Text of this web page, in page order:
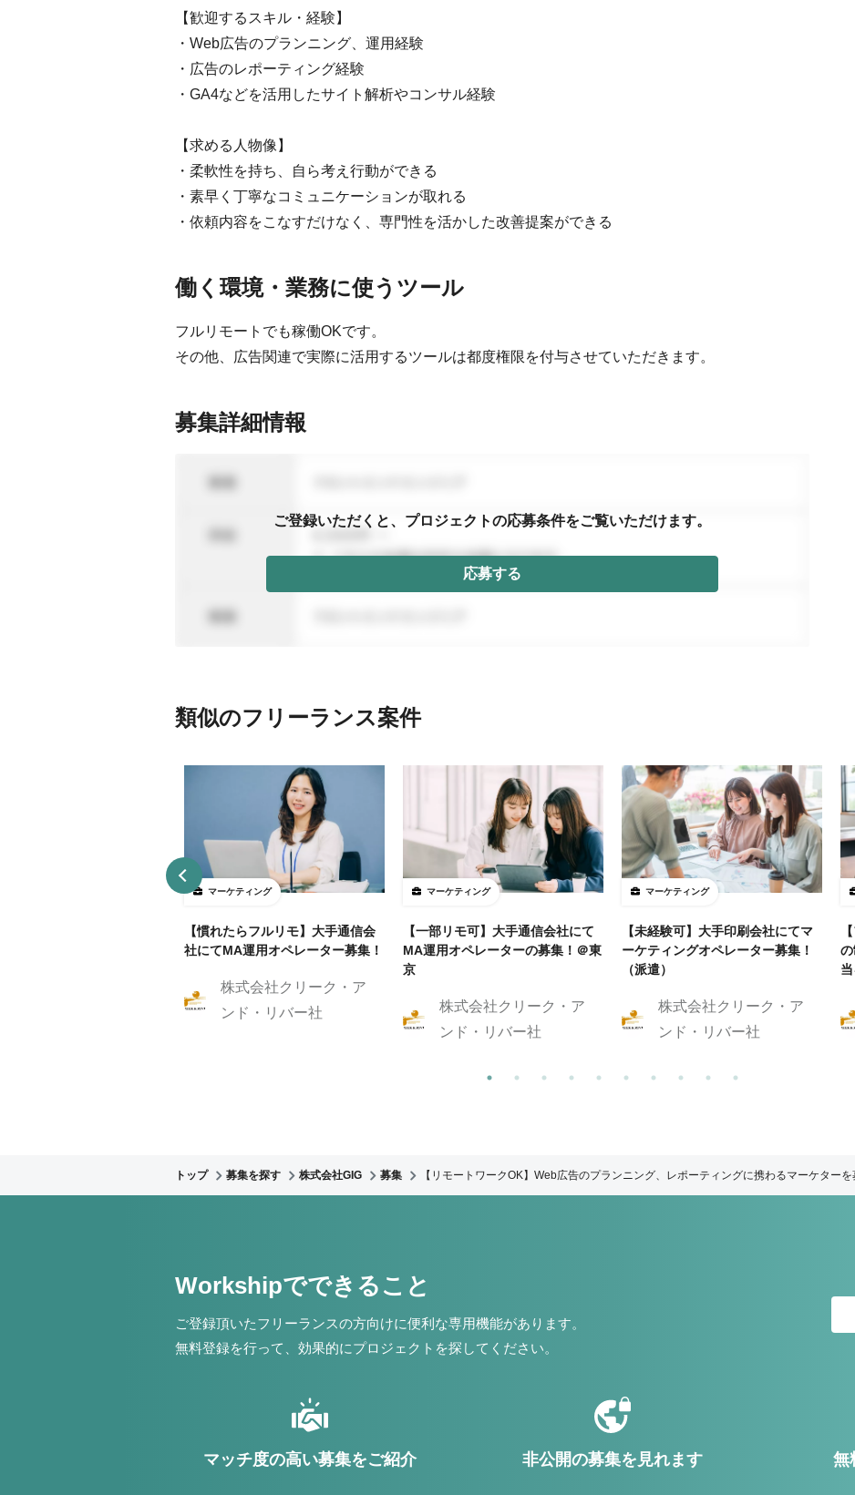
【歓迎するスキル・経験】
・Web広告のプランニング、運用経験
・広告のレポーティング経験
・GA4などを活用したサイト解析やコンサル経験
【求める人物像】
・柔軟性を持ち、自ら考え行動ができる
・素早く丁寧なコミュニケーションが取れる
・依頼内容をこなすだけなく、専門性を活かした改善提案ができる
働く環境・業務に使うツール
フルリモートでも稼働OKです。
その他、広告関連で実際に活用するツールは都度権限を付与させていただきます。
募集詳細情報
ご登録いただくと、プロジェクトの応募条件をご覧いただけます。
応募する
類似のフリーランス案件
マーケティング
【慣れたらフルリモ】大手通信会
社にてMA運用オペレーター募集！
株式会社クリーク・ア
ンド・リバー社
マーケティング
【一部リモ可】大手通信会社にて
MA運用オペレーターの募集！＠東
京
株式会社クリーク・ア
ンド・リバー社
マーケティング
【未経験可】大手印刷会社にてマ
ーケティングオペレーター募集！
（派遣）
株式会社クリーク・ア
ンド・リバー社
トップ 募集を探す 株式会社GIG 募集 【リモートワークOK】Web広告のプランニング、レポーティングに携わるマーケターを
Workshipでできること
ご登録頂いたフリーランスの方向けに便利な専用機能があります。
無料登録を行って、効果的にプロジェクトを探してください。
マッチ度の高い募集をご紹介 非公開の募集を見れます 無